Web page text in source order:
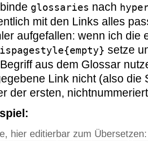
glossaries nach
mit den Links alles
aufgefallen: wenn ich die
setze
aus dem Glossar
Link nicht (also die
der ersten,
hier editierbar zum Übersetzen: